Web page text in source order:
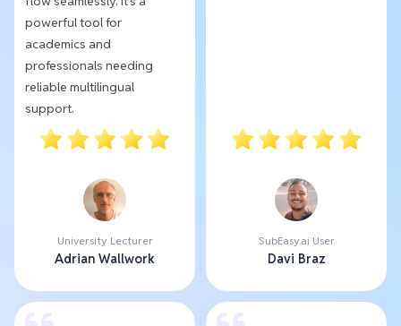
powerful tool for
academics and
professionals needing
reliable multilingual
support.
University Lecturer
Adrian Wallwork
SubEasy.ai User
Davi Braz